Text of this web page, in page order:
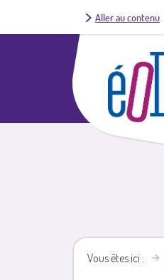
Aller au contenu
Vous êtes ici